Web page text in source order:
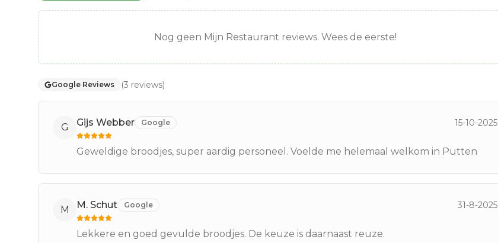
Nog geen Mijn Restaurant reviews. Wees de eerste!
Google Reviews (3 reviews)
G Gijs Webber Google 15-10-2025
Geweldige broodjes, super aardig personeel. Voelde me helemaal welkom in Putten
M M. Schut Google 31-8-2025
Lekkere en goed gevulde broodjes. De keuze is daarnaast reuze.